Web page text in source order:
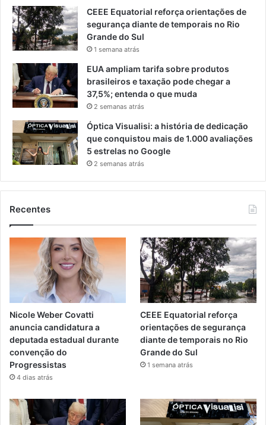
CEEE Equatorial reforça orientações de
segurança diante de temporais no Rio
Grande do Sul
1 semana atrás
EUA ampliam tarifa sobre produtos
brasileiros e taxação pode chegar a
37,5%; entenda o que muda
2 semanas atrás
Óptica Visualisi: a história de dedicação
que conquistou mais de 1.000 avaliações
5 estrelas no Google
2 semanas atrás
Recentes
Nicole Weber Covatti
anuncia candidatura a
deputada estadual durante
convenção do
Progressistas
4 dias atrás
CEEE Equatorial reforça
orientações de segurança
diante de temporais no Rio
Grande do Sul
1 semana atrás